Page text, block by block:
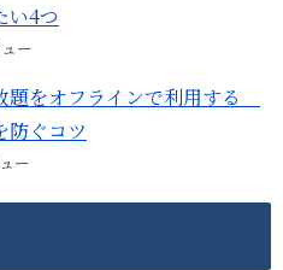
い4つ
ー
題をオフラインで利用する
防ぐコツ
ー